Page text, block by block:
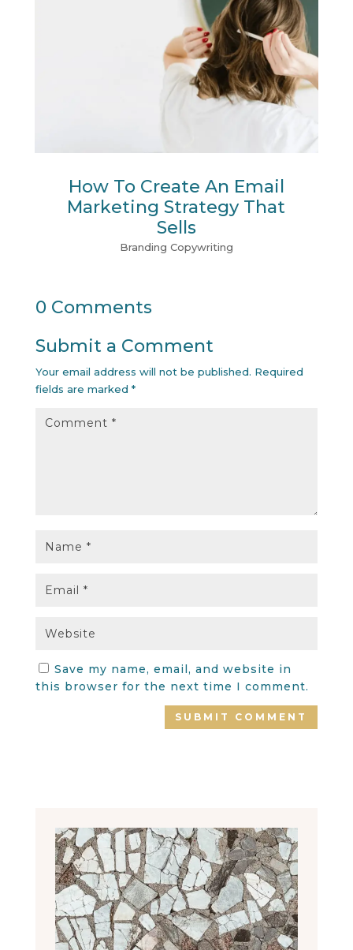
How To Create An Email
Marketing Strategy That
Sells
Branding Copywriting
0 Comments
Submit a Comment
Your email address will not be published. Required
fields are marked *
Save my name, email, and website in
this browser for the next time I comment.
SUBMIT COMMENT